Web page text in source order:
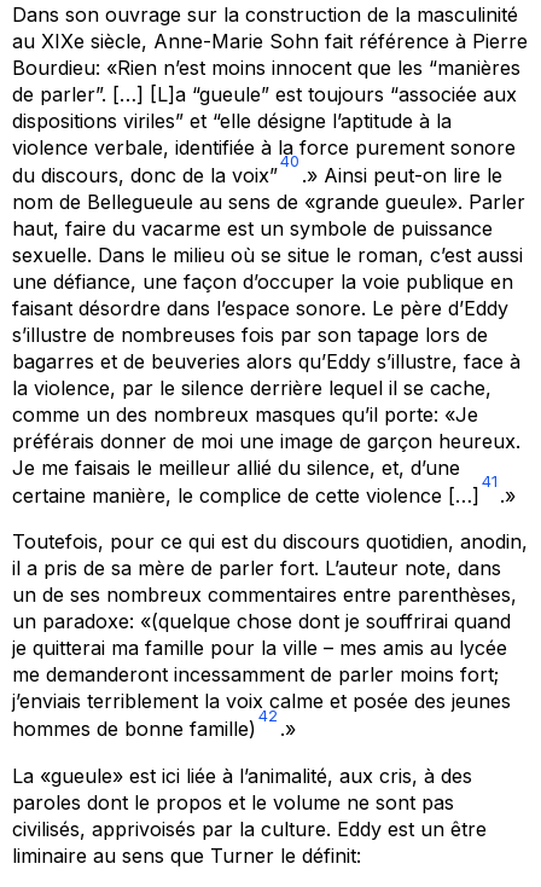
Dans son ouvrage sur la construction de la masculinité
au XIXe siècle, Anne-Marie Sohn fait référence à Pierre
Bourdieu: «Rien n’est moins innocent que les “manières
de parler”. […] [L]a “gueule” est toujours “associée aux
dispositions viriles” et “elle désigne l’aptitude à la
violence verbale, identifiée à la force purement sonore
du discours, donc de la voix”
40
.» Ainsi peut-on lire le
nom de Bellegueule au sens de «grande gueule». Parler
haut, faire du vacarme est un symbole de puissance
sexuelle. Dans le milieu où se situe le roman, c’est aussi
une défiance, une façon d’occuper la voie publique en
faisant désordre dans l’espace sonore. Le père d’Eddy
s’illustre de nombreuses fois par son tapage lors de
bagarres et de beuveries alors qu’Eddy s’illustre, face à
la violence, par le silence derrière lequel il se cache,
comme un des nombreux masques qu’il porte: «Je
préférais donner de moi une image de garçon heureux.
Je me faisais le meilleur allié du silence, et, d’une
certaine manière, le complice de cette violence […]
41
.»
Toutefois, pour ce qui est du discours quotidien, anodin,
il a pris de sa mère de parler fort. L’auteur note, dans
un de ses nombreux commentaires entre parenthèses,
un paradoxe: «(quelque chose dont je souffrirai quand
je quitterai ma famille pour la ville – mes amis au lycée
me demanderont incessamment de parler moins fort;
j’enviais terriblement la voix calme et posée des jeunes
hommes de bonne famille)
42
.»
La «gueule» est ici liée à l’animalité, aux cris, à des
paroles dont le propos et le volume ne sont pas
civilisés, apprivoisés par la culture. Eddy est un être
liminaire au sens que Turner le définit: